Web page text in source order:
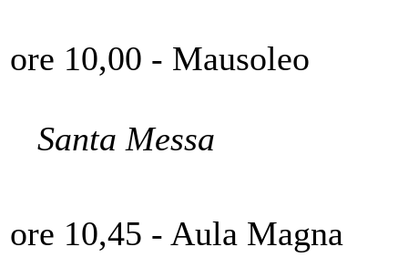
ore 10,00 - Mausoleo
Santa Messa
ore 10,45 - Aula Magna